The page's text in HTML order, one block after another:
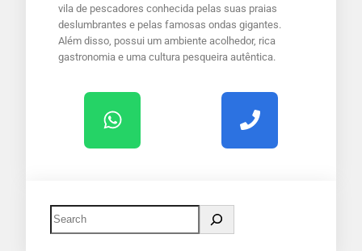
vila de pescadores conhecida pelas suas praias
deslumbrantes e pelas famosas ondas gigantes.
Além disso, possui um ambiente acolhedor, rica
gastronomia e uma cultura pesqueira autêntica.